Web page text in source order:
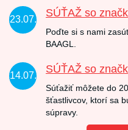
23.07.
SÚŤAŽ so
Poďte si s nami
BAAGL.
14.07.
SÚŤAŽ so
Súťažiť môžete do
šťastlivcov, ktorí sa
súpravy.